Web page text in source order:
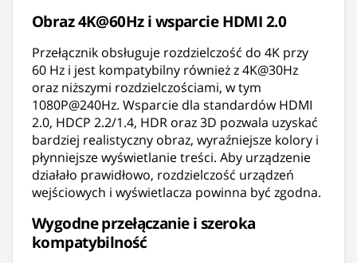
Obraz 4K@60Hz i wsparcie HDMI 2.0
Przełącznik obsługuje rozdzielczość do 4K przy
60 Hz i jest kompatybilny również z 4K@30Hz
oraz niższymi rozdzielczościami, w tym
1080P@240Hz. Wsparcie dla standardów HDMI
2.0, HDCP 2.2/1.4, HDR oraz 3D pozwala uzyskać
bardziej realistyczny obraz, wyraźniejsze kolory i
płynniejsze wyświetlanie treści. Aby urządzenie
działało prawidłowo, rozdzielczość urządzeń
wejściowych i wyświetlacza powinna być zgodna.
Wygodne przełączanie i szeroka
kompatybilność